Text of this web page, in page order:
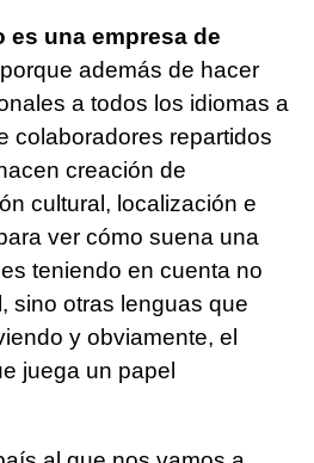
es una empresa de
además de hacer
a todos los idiomas a
colaboradores repartidos
creación de
cultural, localización e
ver cómo suena una
teniendo en cuenta no
sino otras lenguas que
y obviamente, el
juega un papel